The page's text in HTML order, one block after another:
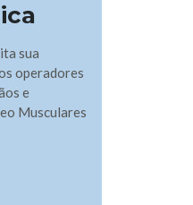
sua
operadores
e
Musculares